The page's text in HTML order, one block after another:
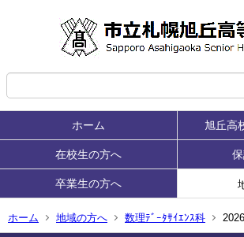
ホーム 旭丘高
在校生の方へ
卒業生の方へ
ホーム 地域の方へ 数理ﾃﾞｰﾀｻｲｴﾝｽ科